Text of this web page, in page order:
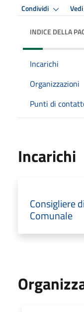
Condividi
INDICE DELLA
Incarichi
Organizzazioni
Punti di
Incarichi
Consigliere
Comunale